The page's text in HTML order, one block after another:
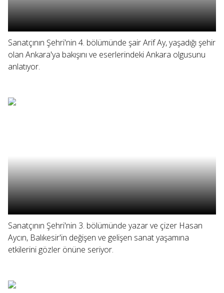
Sanatçının Şehri'nin 4. bölümünde şair Arif Ay, yaşadığı şehir
olan Ankara'ya bakışını ve eserlerindeki Ankara olgusunu
anlatıyor.
Sanatçının Şehri'nin 3. bölümünde yazar ve çizer Hasan
Aycın, Balıkesir'in değişen ve gelişen sanat yaşamına
etkilerini gözler önüne seriyor.